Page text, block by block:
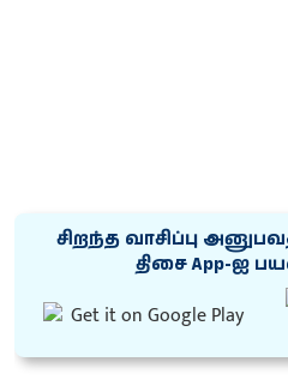
சிறந்த வாசிப்பு
திசை App-ஐ